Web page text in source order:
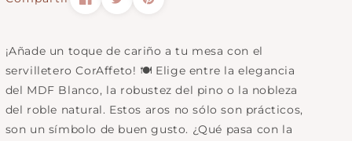
¡Añade un toque de cariño a tu mesa con el
servilletero CorAffeto! 🍽️ Elige entre la elegancia
del MDF Blanco, la robustez del pino o la nobleza
del roble natural. Estos aros no sólo son prácticos,
son un símbolo de buen gusto. ¿Qué pasa con la